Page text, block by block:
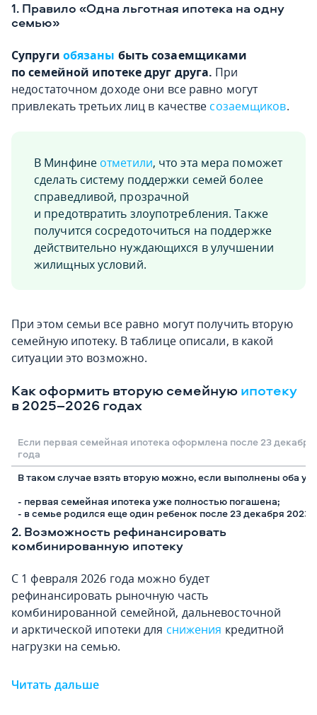
1. Правило «Одна льготная ипотека на одну
семью»
Супруги обязаны быть созаемщиками
по семейной ипотеке друг друга. При
недостаточном доходе они все равно могут
привлекать третьих лиц в качестве созаемщиков.
В Минфине отметили, что эта мера поможет
сделать систему поддержки семей более
справедливой, прозрачной
и предотвратить злоупотребления. Также
получится сосредоточиться на поддержке
действительно нуждающихся в улучшении
жилищных условий.
При этом семьи все равно могут получить вторую
семейную ипотеку. В таблице описали, в какой
ситуации это возможно.
Как оформить вторую семейнуюипотеку
в 2025–2026 годах
Если первая семейная ипотека оформлена после 23 декабря
года
В таком случае взять вторую можно, если выполнены оба
- первая семейная ипотека уже полностью погашена;
- в семье родился еще один ребенок после 23 декабря 2023
2. Возможность рефинансировать
комбинированную ипотеку
С 1 февраля 2026 года можно будет
рефинансировать рыночную часть
комбинированной семейной, дальневосточной
и арктической ипотеки для снижения кредитной
нагрузки на семью.
Читать дальше